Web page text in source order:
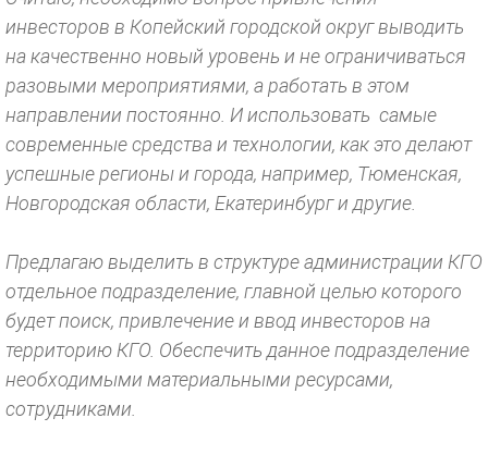
инвесторов в Копейский городской округ выводить
на качественно новый уровень и не ограничиваться
разовыми мероприятиями, а работать в этом
направлении постоянно. И использовать самые
современные средства и технологии, как это делают
успешные регионы и города, например, Тюменская,
Новгородская области, Екатеринбург и другие.
Предлагаю выделить в структуре администрации КГО
отдельное подразделение, главной целью которого
будет поиск, привлечение и ввод инвесторов на
территорию КГО. Обеспечить данное подразделение
необходимыми материальными ресурсами,
сотрудниками.